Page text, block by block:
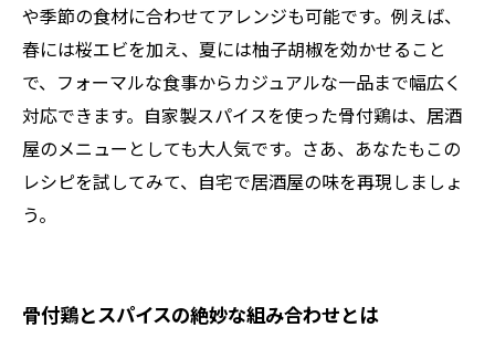
や季節の食材に合わせてアレンジも可能です。例えば、
春には桜エビを加え、夏には柚子胡椒を効かせること
で、フォーマルな食事からカジュアルな一品まで幅広く
対応できます。自家製スパイスを使った骨付鶏は、居酒
屋のメニューとしても大人気です。さあ、あなたもこの
レシピを試してみて、自宅で居酒屋の味を再現しましょ
う。
骨付鶏とスパイスの絶妙な組み合わせとは